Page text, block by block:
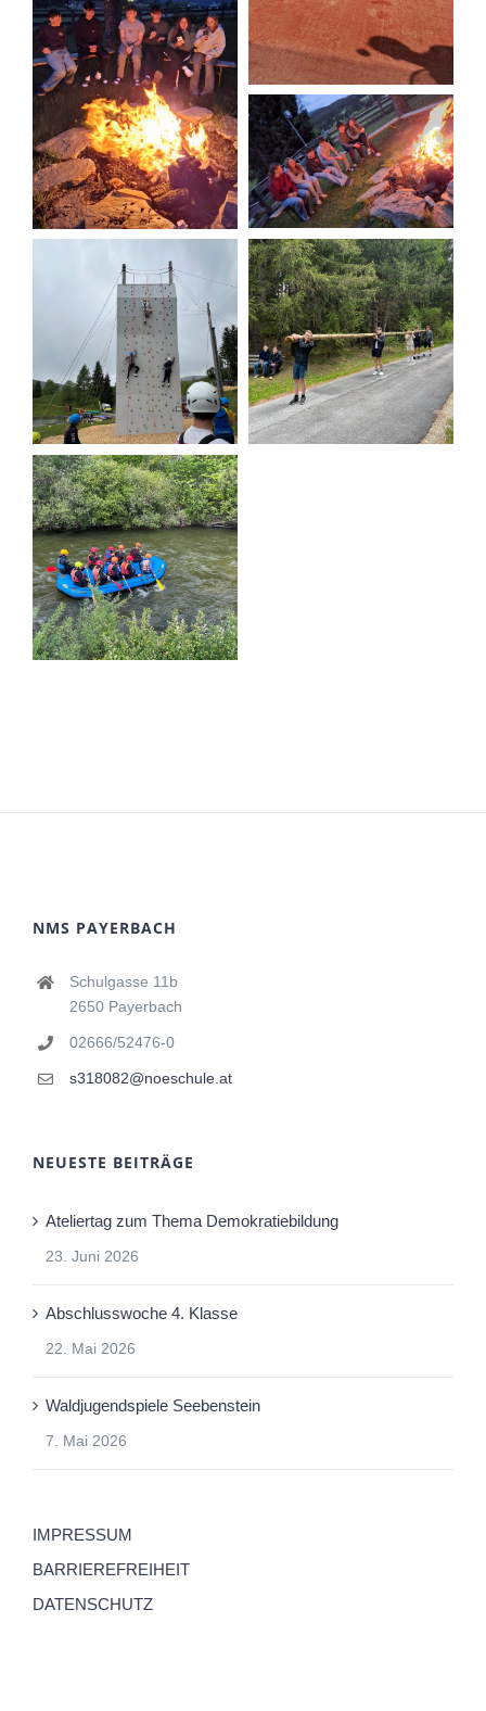
NMS PAYERBACH
Schulgasse 11b
2650 Payerbach
02666/52476-0
s318082@noeschule.at
NEUESTE BEITRÄGE
Ateliertag zum Thema Demokratiebildung
23. Juni 2026
Abschlusswoche 4. Klasse
22. Mai 2026
Waldjugendspiele Seebenstein
7. Mai 2026
IMPRESSUM
BARRIEREFREIHEIT
DATENSCHUTZ